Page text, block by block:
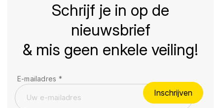
Schrijf je in op de
nieuwsbrief
& mis geen enkele veiling!
E-mailadres *
Inschrijven